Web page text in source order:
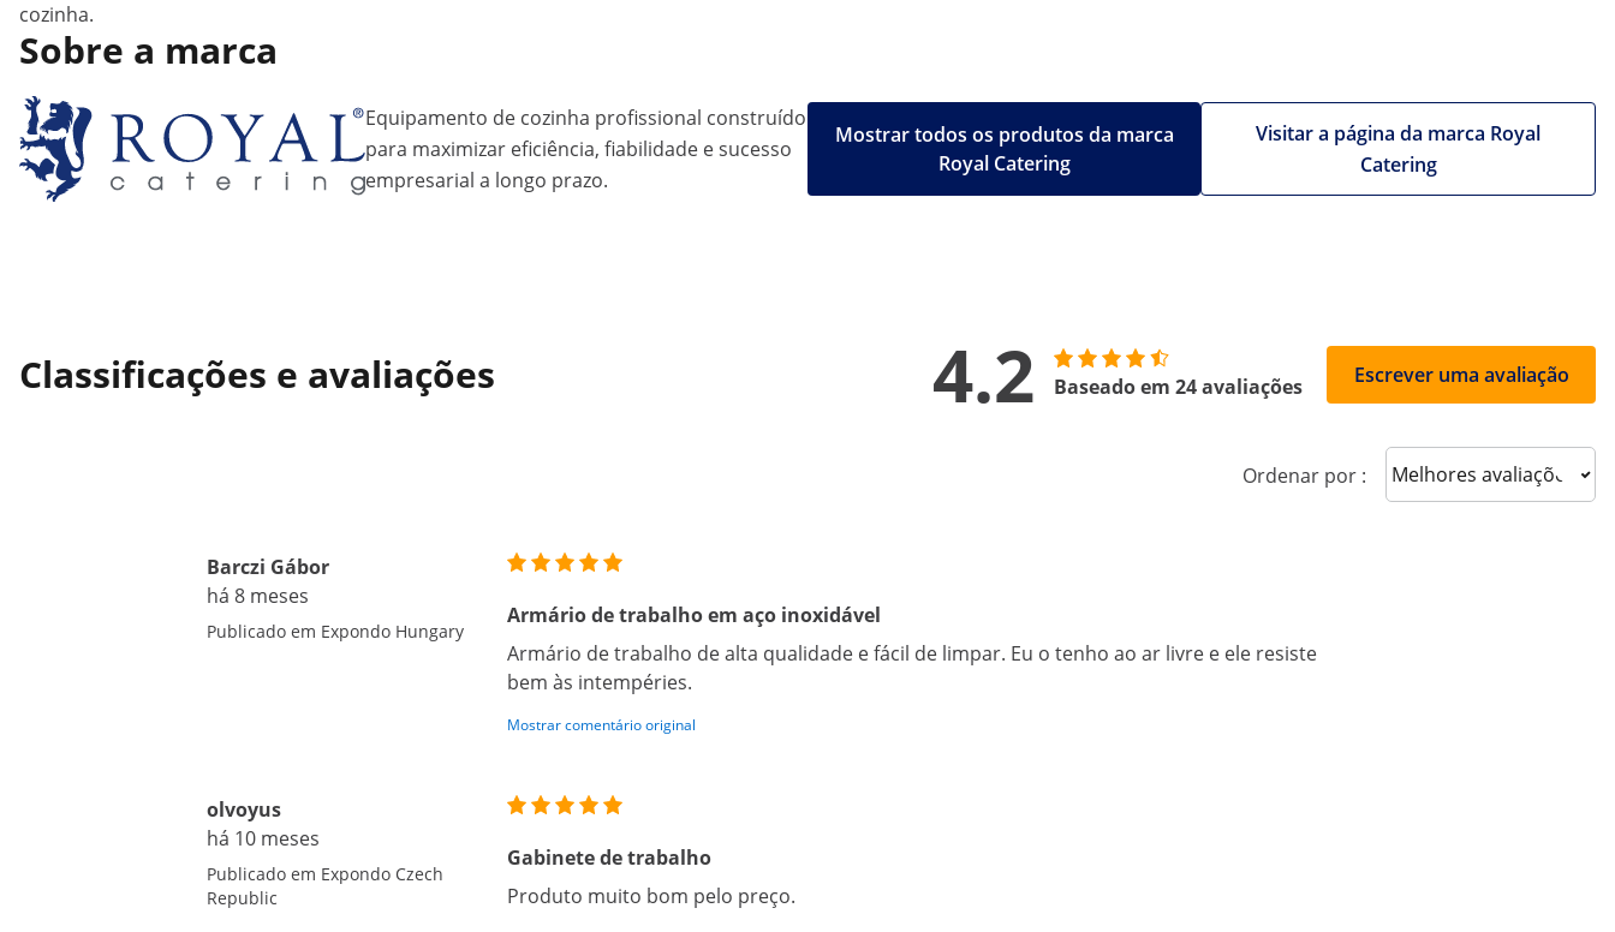
cozinha.
Sobre a marca
Equipamento de cozinha profissional construído
para maximizar eficiência, fiabilidade e sucesso
empresarial a longo prazo.
Visitar a página da marca Royal
Catering
Mostrar todos os produtos da marca
Royal Catering
Classificações e avaliações 4.2 Baseado em 24 avaliações Escrever uma avaliação
Ordenar por : Sort reviews
Barczi Gábor
há 8 meses
Publicado em Expondo Hungary
Armário de trabalho em aço inoxidável
Armário de trabalho de alta qualidade e fácil de limpar. Eu o tenho ao ar livre e ele resiste
bem às intempéries.
Mostrar comentário original
olvoyus
há 10 meses
Publicado em Expondo Czech
Republic
Gabinete de trabalho
Produto muito bom pelo preço.